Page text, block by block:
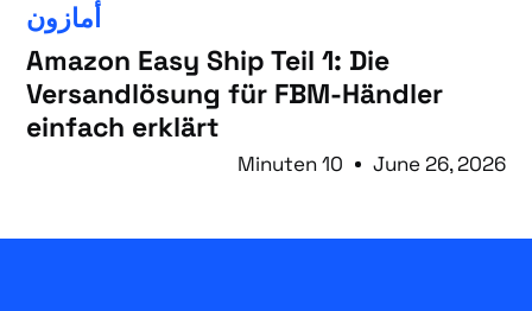
أمازون
Amazon Easy Ship Teil 1: Die
Versandlösung für FBM-Händler
einfach erklärt
June 26, 2026
10 Minuten